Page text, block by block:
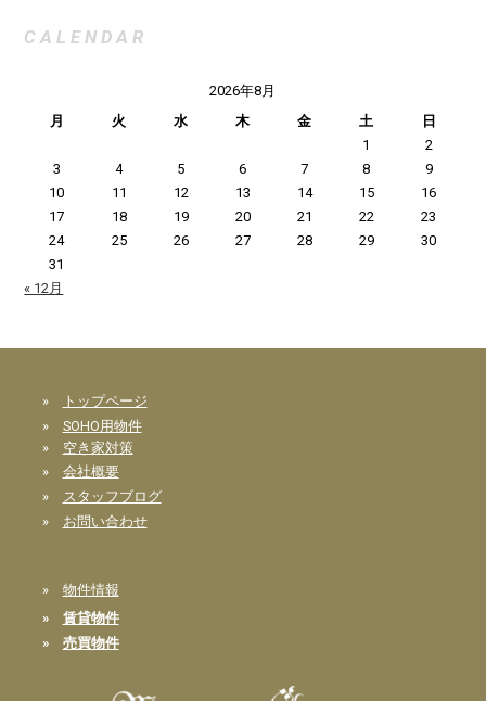
CALENDAR
2026年8月
月
火 水 木 金 土
日
1
2
3
4 5 6 7 8
9
10
11 12 13 14 15
16
17
18 19 20 21 22
23
24
25 26 27 28 29
30
31
« 12月
»
トップページ
» SOHO用物件
» 空き家対策
» 会社概要
»
スタッフブログ
» お問い合わせ
» 物件情報
» 賃貸物件
» 売買物件